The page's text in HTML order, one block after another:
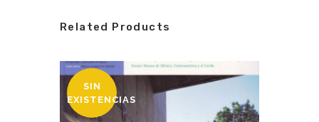
Related Products
SIN
EXISTENCIAS